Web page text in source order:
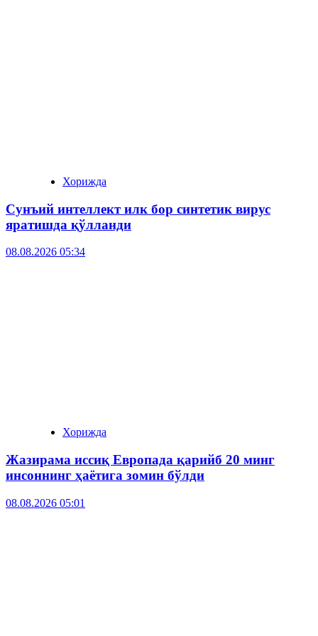
Хорижда
Сунъий интеллект илк бор синтетик вирус
яратишда қўлланди
08.08.2026 05:34
Хорижда
Жазирама иссиқ Европада қарийб 20 минг
инсоннинг ҳаётига зомин бўлди
08.08.2026 05:01